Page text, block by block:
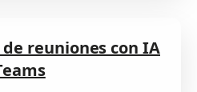
reuniones con IA